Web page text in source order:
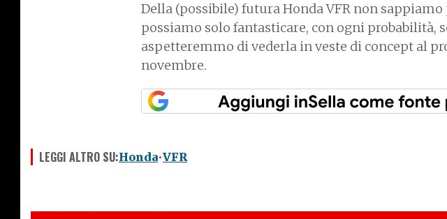
Della (possibile) futura Honda VFR non
possiamo solo fantasticare, con ogni probabilità,
aspetteremmo di vederla in veste di concept al
novembre.
LEGGI ALTRO SU:Honda VFR